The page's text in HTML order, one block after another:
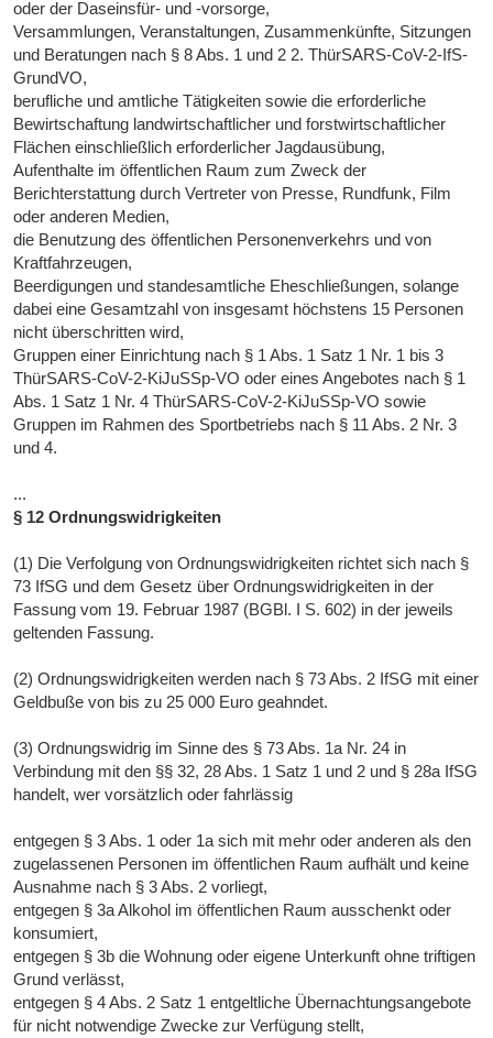
oder der Daseinsfür- und -vorsorge,
Versammlungen, Veranstaltungen, Zusammenkünfte, Sitzungen
und Beratungen nach § 8 Abs. 1 und 2 2. ThürSARS-CoV-2-IfS-
GrundVO,
berufliche und amtliche Tätigkeiten sowie die erforderliche
Bewirtschaftung landwirtschaftlicher und forstwirtschaftlicher
Flächen einschließlich erforderlicher Jagdausübung,
Aufenthalte im öffentlichen Raum zum Zweck der
Berichterstattung durch Vertreter von Presse, Rundfunk, Film
oder anderen Medien,
die Benutzung des öffentlichen Personenverkehrs und von
Kraftfahrzeugen,
Beerdigungen und standesamtliche Eheschließungen, solange
dabei eine Gesamtzahl von insgesamt höchstens 15 Personen
nicht überschritten wird,
Gruppen einer Einrichtung nach § 1 Abs. 1 Satz 1 Nr. 1 bis 3
ThürSARS-CoV-2-KiJuSSp-VO oder eines Angebotes nach § 1
Abs. 1 Satz 1 Nr. 4 ThürSARS-CoV-2-KiJuSSp-VO sowie
Gruppen im Rahmen des Sportbetriebs nach § 11 Abs. 2 Nr. 3
und 4.
...
§ 12 Ordnungswidrigkeiten
(1) Die Verfolgung von Ordnungswidrigkeiten richtet sich nach §
73 IfSG und dem Gesetz über Ordnungswidrigkeiten in der
Fassung vom 19. Februar 1987 (BGBl. I S. 602) in der jeweils
geltenden Fassung.
(2) Ordnungswidrigkeiten werden nach § 73 Abs. 2 IfSG mit einer
Geldbuße von bis zu 25 000 Euro geahndet.
(3) Ordnungswidrig im Sinne des § 73 Abs. 1a Nr. 24 in
Verbindung mit den §§ 32, 28 Abs. 1 Satz 1 und 2 und § 28a IfSG
handelt, wer vorsätzlich oder fahrlässig
entgegen § 3 Abs. 1 oder 1a sich mit mehr oder anderen als den
zugelassenen Personen im öffentlichen Raum aufhält und keine
Ausnahme nach § 3 Abs. 2 vorliegt,
entgegen § 3a Alkohol im öffentlichen Raum ausschenkt oder
konsumiert,
entgegen § 3b die Wohnung oder eigene Unterkunft ohne triftigen
Grund verlässt,
entgegen § 4 Abs. 2 Satz 1 entgeltliche Übernachtungsangebote
für nicht notwendige Zwecke zur Verfügung stellt,